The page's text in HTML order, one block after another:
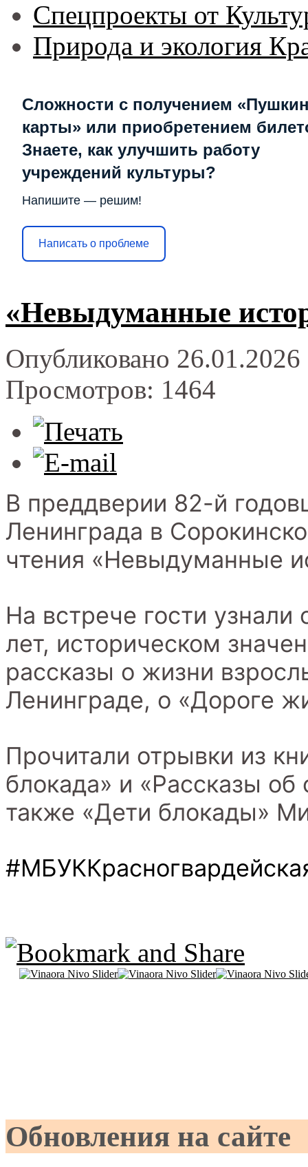
Спецпроекты от
Природа и экология
Сложности с получением
карты» или приобретением
Знаете, как улучшить работу
учреждений культуры?
Напишите — решим!
Написать о проблеме
«Невыдуманные
Опубликовано
Просмотров: 1464
В преддверии 82-й
Ленинграда в
чтения «Невыдуманные
На встрече гости узнали
лет, историческом
рассказы о жизни
Ленинграде, о «Дороге
Прочитали отрывки из
блокада» и «Рассказы
также «Дети блокады»
Обновления на сайте